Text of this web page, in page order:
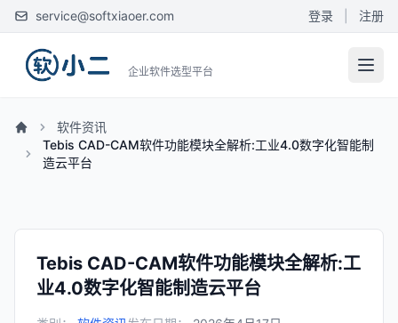
service@softxiaoer.com 登录 注册
企业软件选型平台
软件资讯
Tebis CAD-CAM软件功能模块全解析:工业4.0数字化智能制
造云平台
Tebis CAD-CAM软件功能模块全解析:工
业4.0数字化智能制造云平台